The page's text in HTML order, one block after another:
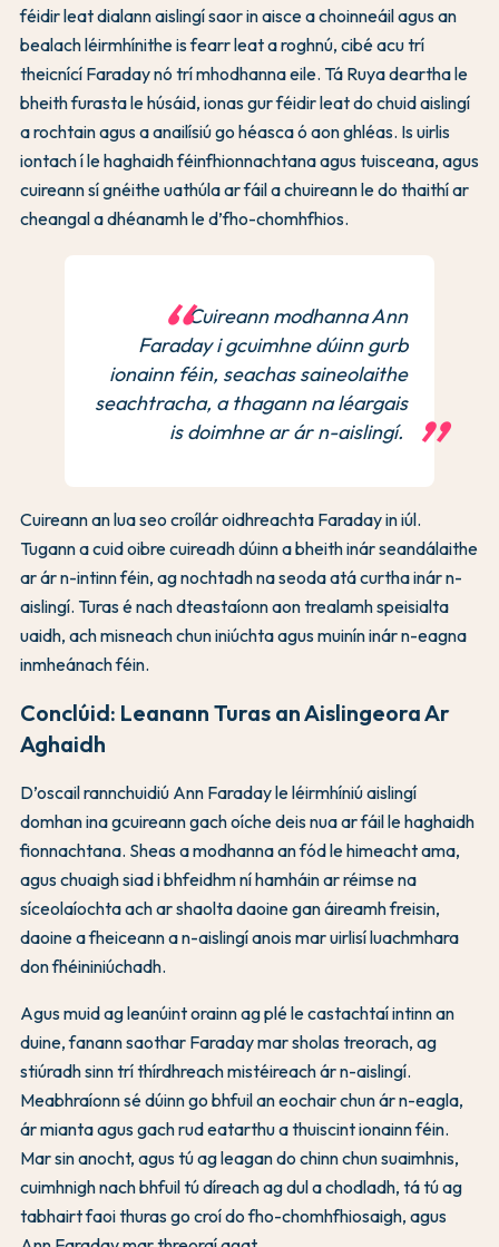
féidir leat dialann aislingí saor in aisce a choinneáil agus an
bealach léirmhínithe is fearr leat a roghnú, cibé acu trí
theicnící Faraday nó trí mhodhanna eile. Tá Ruya deartha le
bheith furasta le húsáid, ionas gur féidir leat do chuid aislingí
a rochtain agus a anailísiú go héasca ó aon ghléas. Is uirlis
iontach í le haghaidh féinfhionnachtana agus tuisceana, agus
cuireann sí gnéithe uathúla ar fáil a chuireann le do thaithí ar
cheangal a dhéanamh le d’fho-chomhfhios.
Cuireann modhanna Ann
Faraday i gcuimhne dúinn gurb
ionainn féin, seachas saineolaithe
seachtracha, a thagann na léargais
is doimhne ar ár n-aislingí.
Cuireann an lua seo croílár oidhreachta Faraday in iúl.
Tugann a cuid oibre cuireadh dúinn a bheith inár seandálaithe
ar ár n-intinn féin, ag nochtadh na seoda atá curtha inár n-
aislingí. Turas é nach dteastaíonn aon trealamh speisialta
uaidh, ach misneach chun iniúchta agus muinín inár n-eagna
inmheánach féin.
Conclúid: Leanann Turas an Aislingeora Ar
Aghaidh
D’oscail rannchuidiú Ann Faraday le léirmhíniú aislingí
domhan ina gcuireann gach oíche deis nua ar fáil le haghaidh
fionnachtana. Sheas a modhanna an fód le himeacht ama,
agus chuaigh siad i bhfeidhm ní hamháin ar réimse na
síceolaíochta ach ar shaolta daoine gan áireamh freisin,
daoine a fheiceann a n-aislingí anois mar uirlisí luachmhara
don fhéininiúchadh.
Agus muid ag leanúint orainn ag plé le castachtaí intinn an
duine, fanann saothar Faraday mar sholas treorach, ag
stiúradh sinn trí thírdhreach mistéireach ár n-aislingí.
Meabhraíonn sé dúinn go bhfuil an eochair chun ár n-eagla,
ár mianta agus gach rud eatarthu a thuiscint ionainn féin.
Mar sin anocht, agus tú ag leagan do chinn chun suaimhnis,
cuimhnigh nach bhfuil tú díreach ag dul a chodladh, tá tú ag
tabhairt faoi thuras go croí do fho-chomhfhiosaigh, agus